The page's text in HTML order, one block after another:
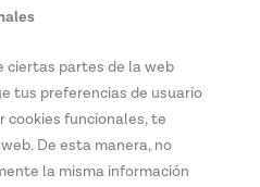
ciertas partes de la web
tus preferencias de usuario
cookies funcionales, te
De esta manera, no
la misma información